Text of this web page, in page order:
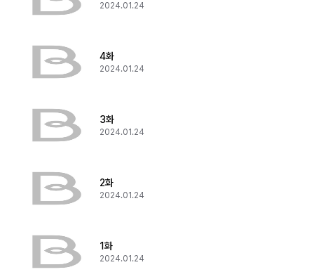
2024.01.24
4화
2024.01.24
3화
2024.01.24
2화
2024.01.24
1화
2024.01.24